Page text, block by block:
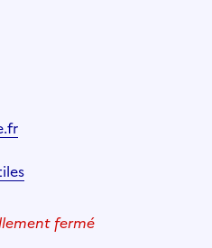
fermé